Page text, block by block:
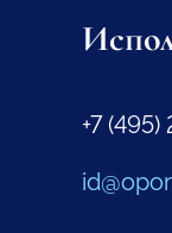
+7 (495)